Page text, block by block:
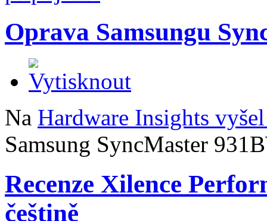
Oprava Samsungu
Na Hardware Insights
Samsung SyncMaster
Recenze Xilence
češtině